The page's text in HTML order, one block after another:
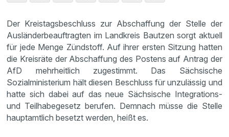
Der Kreistagsbeschluss zur Abschaffung der Stelle der
Ausländerbeauftragten im Landkreis Bautzen sorgt aktuell
für jede Menge Zündstoff. Auf ihrer ersten Sitzung hatten
die Kreisräte der Abschaffung des Postens auf Antrag der
AfD mehrheitlich zugestimmt. Das Sächsische
Sozialministerium hält diesen Beschluss für unzulässig und
hatte sich dabei auf das neue Sächsische Integrations-
und Teilhabegesetz berufen. Demnach müsse die Stelle
hauptamtlich besetzt werden, heißt es.